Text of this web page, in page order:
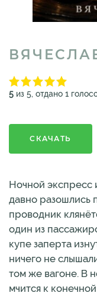
5 из 5, отдано 1
СКАЧАТЬ
Ночной экспресс
давно разошлись
проводник
один из
купе заперта
ничего не
том же вагоне. В
мчится к